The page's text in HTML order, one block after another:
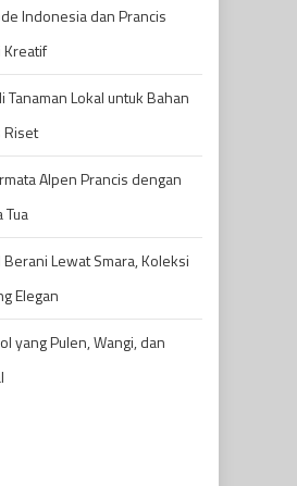
Indonesia dan Prancis
Kreatif
Tanaman Lokal untuk Bahan
Riset
Alpen Prancis dengan
Tua
Lewat Smara, Koleksi
Elegan
yang Pulen, Wangi, dan